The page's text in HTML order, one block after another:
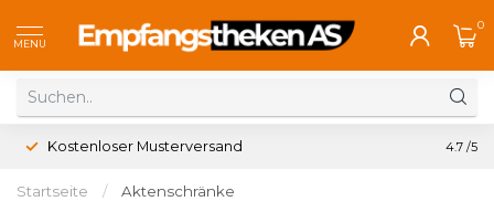
MENU
0
Kostenloser Musterversand 4.7 /5
Startseite / Aktenschränke